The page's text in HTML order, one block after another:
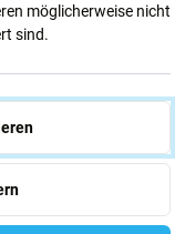
möglicherweise nicht
sind.